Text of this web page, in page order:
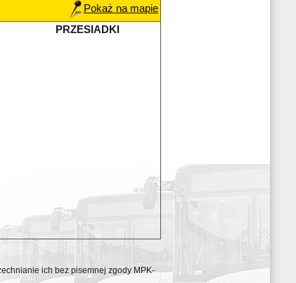
Pokaż na mapie
PRZESIADKI
ich bez pisemnej zgody MPK-